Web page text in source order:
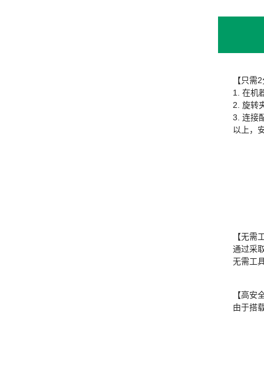
【只需
1. 在机
2. 旋转
3. 连接
以上，
【无需
通过采
无需工
【高安
由于搭